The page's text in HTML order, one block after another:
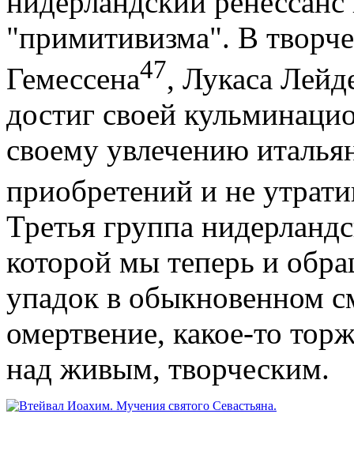
"примитивизма". В
Гемессена47, Лукаса
достиг своей
своему увлечению
приобретений и не
Третья группа
которой мы теперь и
упадок в обыкновенном
омертвение, какое-то
над живым, творческим.